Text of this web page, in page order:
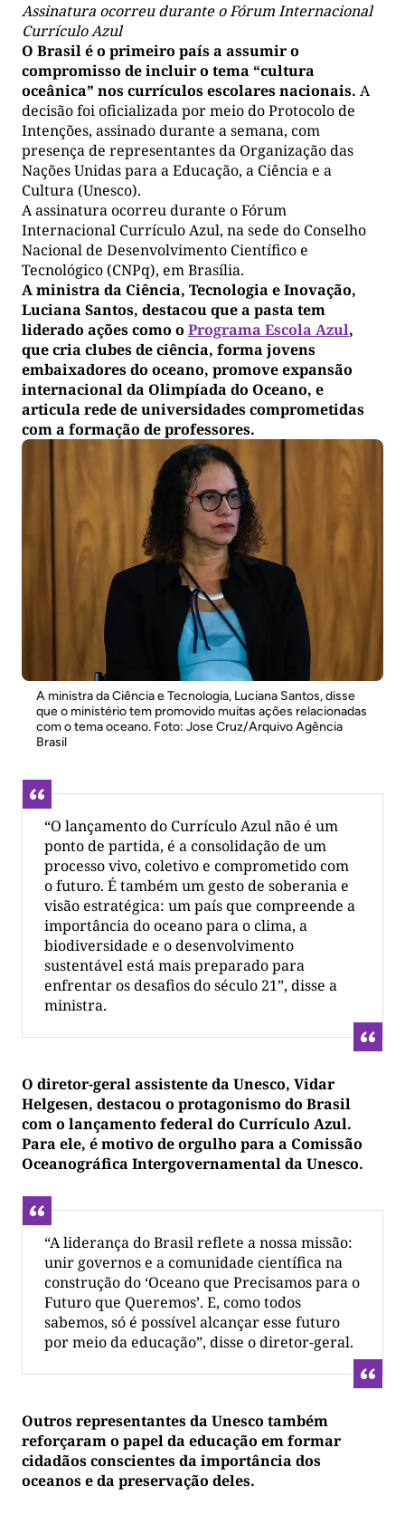
Assinatura ocorreu durante o Fórum Internacional
Currículo Azul
O Brasil é o primeiro país a assumir o
compromisso de incluir o tema “cultura
oceânica” nos currículos escolares nacionais. A
decisão foi oficializada por meio do Protocolo de
Intenções, assinado durante a semana, com
presença de representantes da Organização das
Nações Unidas para a Educação, a Ciência e a
Cultura (Unesco).
A assinatura ocorreu durante o Fórum
Internacional Currículo Azul, na sede do Conselho
Nacional de Desenvolvimento Científico e
Tecnológico (CNPq), em Brasília.
A ministra da Ciência, Tecnologia e Inovação,
Luciana Santos, destacou que a pasta tem
liderado ações como o Programa Escola Azul,
que cria clubes de ciência, forma jovens
embaixadores do oceano, promove expansão
internacional da Olimpíada do Oceano, e
articula rede de universidades comprometidas
com a formação de professores.
A ministra da Ciência e Tecnologia, Luciana Santos, disse
que o ministério tem promovido muitas ações relacionadas
com o tema oceano. Foto: Jose Cruz/Arquivo Agência
Brasil
“O lançamento do Currículo Azul não é um
ponto de partida, é a consolidação de um
processo vivo, coletivo e comprometido com
o futuro. É também um gesto de soberania e
visão estratégica: um país que compreende a
importância do oceano para o clima, a
biodiversidade e o desenvolvimento
sustentável está mais preparado para
enfrentar os desafios do século 21”, disse a
ministra.
O diretor-geral assistente da Unesco, Vidar
Helgesen, destacou o protagonismo do Brasil
com o lançamento federal do Currículo Azul.
Para ele, é motivo de orgulho para a Comissão
Oceanográfica Intergovernamental da Unesco.
“A liderança do Brasil reflete a nossa missão:
unir governos e a comunidade científica na
construção do ‘Oceano que Precisamos para o
Futuro que Queremos’. E, como todos
sabemos, só é possível alcançar esse futuro
por meio da educação”, disse o diretor-geral.
Outros representantes da Unesco também
reforçaram o papel da educação em formar
cidadãos conscientes da importância dos
oceanos e da preservação deles.